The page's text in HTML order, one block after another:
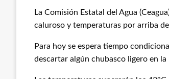
La Comisión Estatal del Agua
caluroso y temperaturas por arriba
Para hoy se espera tiempo
descartar algún chubasco ligero en